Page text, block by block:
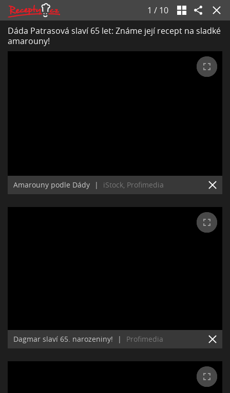
1 / 10
Dáda Patrasová slaví 65 let: Známe její recept na sladké
amarouny!
Amarouny podle Dády | iStock, Profimedia
Dagmar slaví 65. narozeniny! | Profimedia